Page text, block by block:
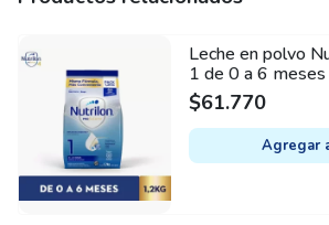
Leche en polvo
1 de 0 a 6
$61.770
Agregar